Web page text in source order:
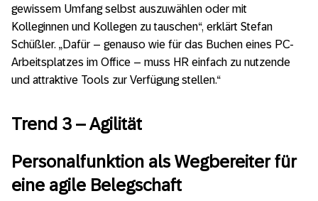
gewissem Umfang selbst auszuwählen oder mit
Kolleginnen und Kollegen zu tauschen“, erklärt Stefan
Schüßler. „Dafür – genauso wie für das Buchen eines PC-
Arbeitsplatzes im Office – muss HR einfach zu nutzende
und attraktive Tools zur Verfügung stellen.“
Trend 3 – Agilität
Personalfunktion als Wegbereiter für
eine agile Belegschaft